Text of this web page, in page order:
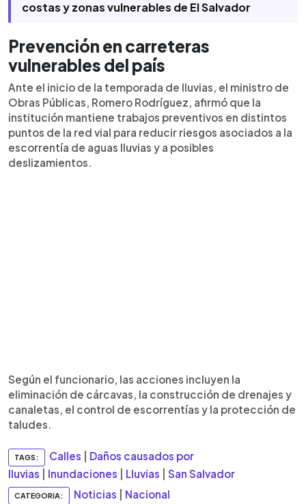
costas y zonas vulnerables de El Salvador
Prevención en carreteras
vulnerables del país
Ante el inicio de la temporada de lluvias, el ministro de
Obras Públicas, Romero Rodríguez, afirmó que la
institución mantiene trabajos preventivos en distintos
puntos de la red vial para reducir riesgos asociados a la
escorrentía de aguas lluvias y a posibles
deslizamientos.
Según el funcionario, las acciones incluyen la
eliminación de cárcavas, la construcción de drenajes y
canaletas, el control de escorrentías y la protección de
taludes.
TAGS: Calles
Daños causados por
lluvias
Inundaciones Lluvias San Salvador
CATEGORIA: Noticias Nacional